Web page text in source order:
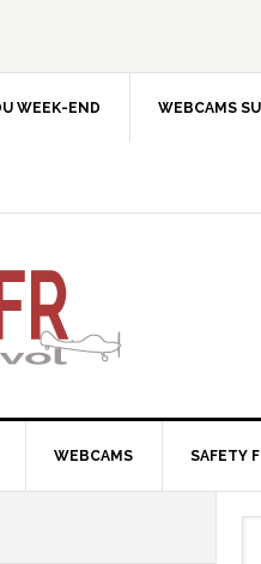
WEEK-END WEBCAMS
WEBCAMS SAFETY